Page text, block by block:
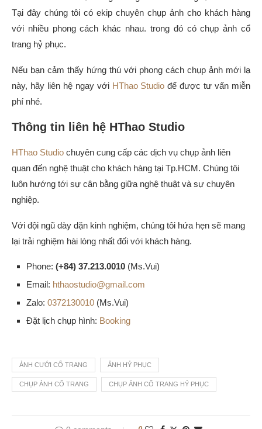
Tại đây chúng tôi có ekip chuyên chụp ảnh cho khách hàng
với nhiều phong cách khác nhau. trong đó có chụp ảnh cổ
trang hỷ phục.
Nếu bạn cảm thấy hứng thú với phong cách chụp ảnh mới lạ
này, hãy liên hệ ngay với HThao Studio để được tư vấn miễn
phí nhé.
Thông tin liên hệ HThao Studio
HThao Studio chuyên cung cấp các dịch vụ chụp ảnh liên
quan đến nghệ thuật cho khách hàng tại Tp.HCM. Chúng tôi
luôn hướng tới sự cân bằng giữa nghệ thuật và sự chuyên
nghiệp.
Với đội ngũ dày dặn kinh nghiệm, chúng tôi hứa hẹn sẽ mang
lại trải nghiệm hài lòng nhất đối với khách hàng.
Phone: (+84) 37.213.0010 (Ms.Vui)
Email: hthaostudio@gmail.com
Zalo: 0372130010 (Ms.Vui)
Đặt lịch chụp hình: Booking
ẢNH CƯỚI CỔ TRANG ẢNH HỶ PHỤC
CHỤP ẢNH CỔ TRANG CHỤP ẢNH CỔ TRANG HỶ PHỤC